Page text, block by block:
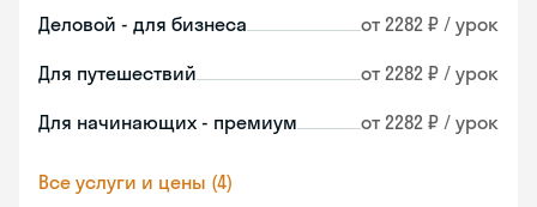
Деловой - для бизнеса от 2282 ₽ / урок
Для путешествий от 2282 ₽ / урок
Для начинающих - премиум от 2282 ₽ / урок
Все услуги и цены (4)